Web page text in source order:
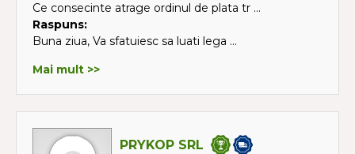
Ce consecinte atrage ordinul de plata tr ...
Raspuns:
Buna ziua, Va sfatuiesc sa luati lega ...
Mai mult >>
PRYKOP SRL